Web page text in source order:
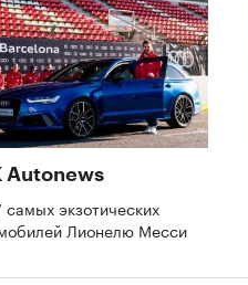
Autonews
самых экзотических
Лионелю Месси